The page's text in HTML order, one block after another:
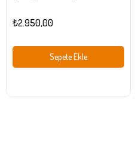
₺2.950,00
Sepete Ekle